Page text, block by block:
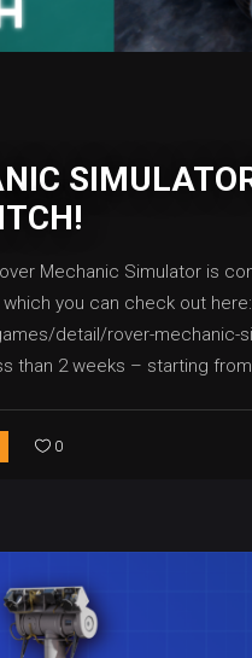
Mechanic Simulator is
you can check out here:
detail/rover-mechanic-
than 2 weeks – starting
0